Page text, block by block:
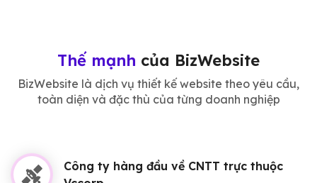
Thế mạnh của BizWebsite
BizWebsite là dịch vụ thiết kế website theo yêu cầu,
toàn diện và đặc thù của từng doanh nghiệp
Công ty hàng đầu về CNTT trực thuộc